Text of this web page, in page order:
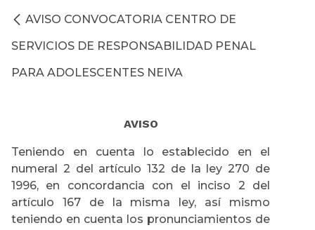
AVISO CONVOCATORIA CENTRO DE
SERVICIOS DE RESPONSABILIDAD PENAL
PARA ADOLESCENTES NEIVA
AVISO
Teniendo en cuenta lo establecido en el
numeral 2 del artículo 132 de la ley 270 de
1996, en concordancia con el inciso 2 del
artículo 167 de la misma ley, así mismo
teniendo en cuenta los pronunciamientos de